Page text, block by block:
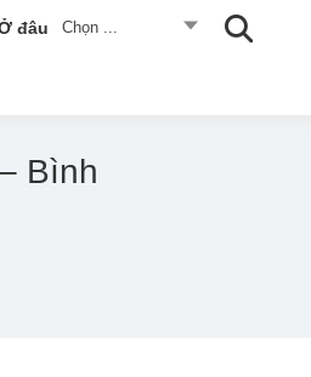
đâu Chọn ...
Bình